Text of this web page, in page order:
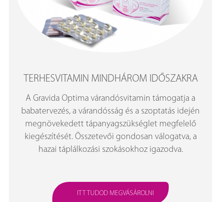
TERHESVITAMIN MINDHÁROM IDŐSZAKRA
A Gravida Optima várandósvitamin támogatja a
babatervezés, a várandósság és a szoptatás idején
megnövekedett tápanyagszükséglet megfelelő
kiegészítését. Összetevői gondosan válogatva, a
hazai táplálkozási szokásokhoz igazodva.
ITT TUDOD MEGVÁSÁROLNI